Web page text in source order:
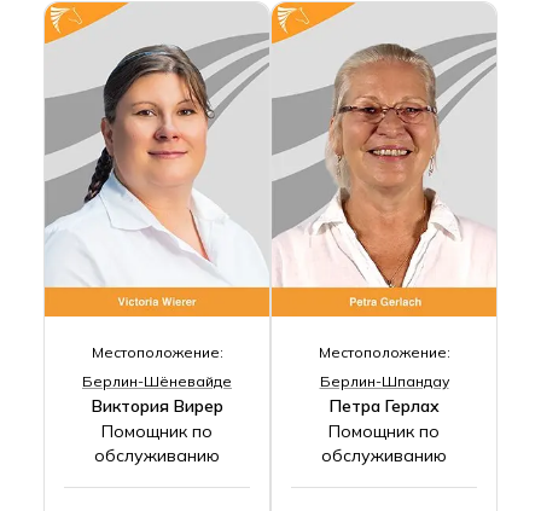
Местоположение:
Берлин-Шёневайде
Виктория Вирер
Помощник по
обслуживанию
Местоположение:
Берлин-Шпандау
Петра Герлах
Помощник по
обслуживанию